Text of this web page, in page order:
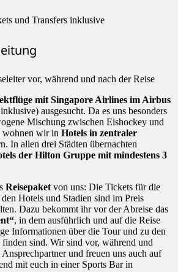
und Transfers inklusive
vor, während und nach der Reise
mit Singapore Airlines im Airbus
ausgesucht. Da es uns besonders
Mischung zwischen Eishockey und
wohnen wir in Hotels in zentraler
In allen drei Städten übernachten
der Hilton Gruppe mit mindestens 3
Reisepaket von uns: Die Tickets für die
Hotels und Stadien sind im Preis
Dazu bekommt ihr vor der Abreise das
, in dem ausführlich und auf die Reise
Informationen über die Tour und zu den
sind. Wir sind vor, während und
und freuen uns auch auf
mit euch in einer Sports Bar in